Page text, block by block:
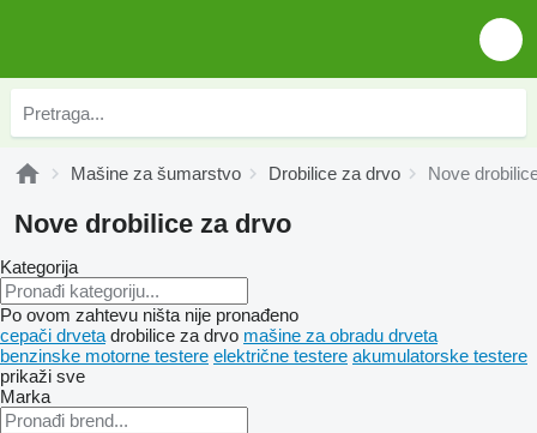
Mašine za šumarstvo Drobilice za drvo Nove
Nove drobilice za drvo
Kategorija
Po ovom zahtevu ništa nije pronađeno
cepači drveta drobilice za drvo mašine za obradu drveta
benzinske motorne testere električne testere akumulatorske testere
prikaži sve
Marka